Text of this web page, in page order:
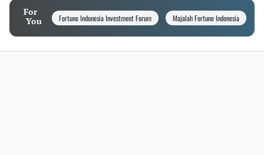
For
You
Fortune Indonesia Investment Forum Majalah Fortune Indonesia